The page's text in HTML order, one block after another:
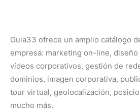
Guia33 ofrece un amplio catálogo
empresa: marketing on-line, diseño
vídeos corporativos, gestión de
dominios, imagen corporativa,
tour virtual, geolocalización,
mucho más.